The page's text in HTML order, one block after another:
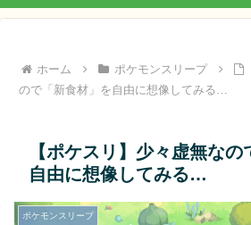
ホーム ポケモンスリープ
ので「新食材」を自由に想像してみる…
【ポケスリ】少々虚無な
自由に想像してみる…
ポケモンスリープ